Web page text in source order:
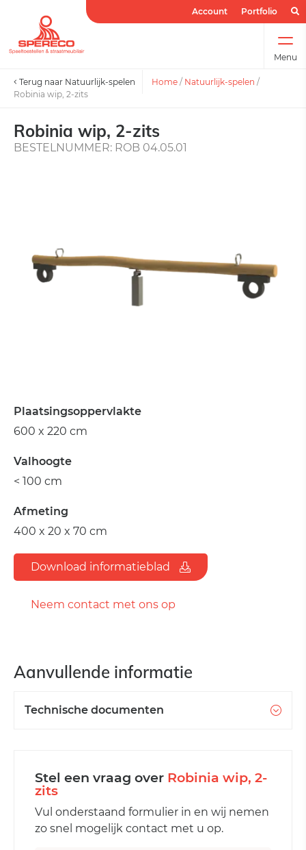
Account Portfolio
Menu
Terug naar Natuurlijk-spelen Home / Natuurlijk-spelen /
Robinia wip, 2-zits
Robinia wip, 2-zits
BESTELNUMMER: ROB 04.05.01
Plaatsingsoppervlakte
600 x 220 cm
Valhoogte
< 100 cm
Afmeting
400 x 20 x 70 cm
Download informatieblad
Neem contact met ons op
Aanvullende informatie
Technische documenten
Stel een vraag over Robinia wip, 2-
zits
Vul onderstaand formulier in en wij nemen
zo snel mogelijk contact met u op.